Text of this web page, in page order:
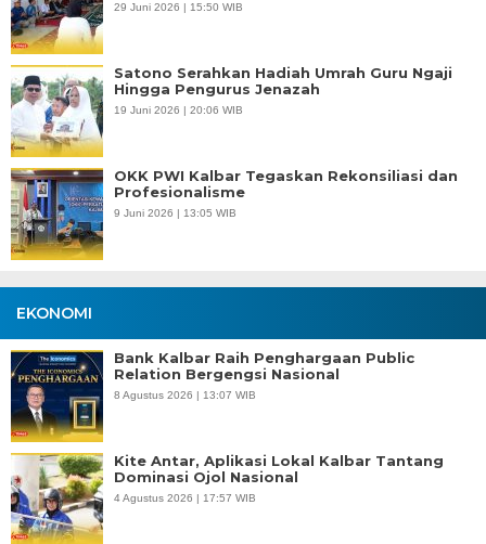
29 Juni 2026 | 15:50 WIB
Satono Serahkan Hadiah Umrah Guru Ngaji
Hingga Pengurus Jenazah
19 Juni 2026 | 20:06 WIB
OKK PWI Kalbar Tegaskan Rekonsiliasi dan
Profesionalisme
9 Juni 2026 | 13:05 WIB
EKONOMI
Bank Kalbar Raih Penghargaan Public
Relation Bergengsi Nasional
8 Agustus 2026 | 13:07 WIB
Kite Antar, Aplikasi Lokal Kalbar Tantang
Dominasi Ojol Nasional
4 Agustus 2026 | 17:57 WIB